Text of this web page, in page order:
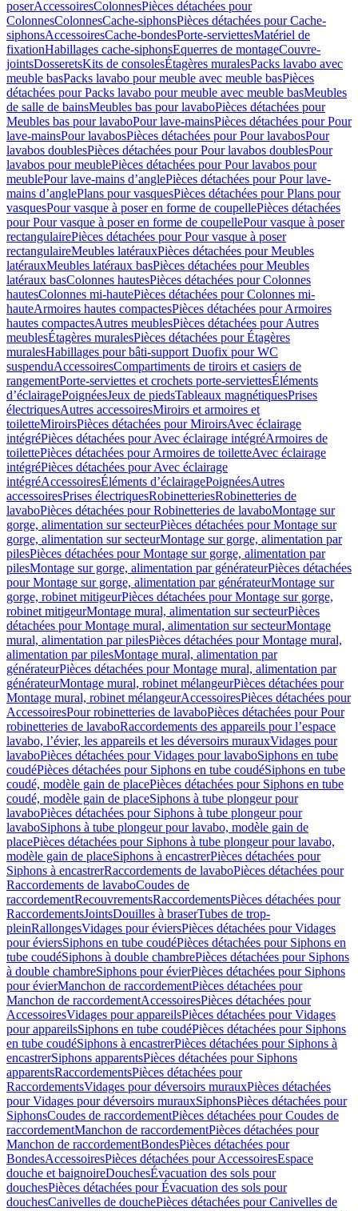
poserAccessoiresColonnesPièces détachées pour
ColonnesColonnesCache-siphonsPièces détachées pour Cache-
siphonsAccessoiresCache-bondesPorte-serviettesMatériel de
fixationHabillages cache-siphonsEquerres de montageCouvre-
jointsDosseretsKits de consolesÉtagères muralesPacks lavabo avec
meuble basPacks lavabo pour meuble avec meuble basPièces
détachées pour Packs lavabo pour meuble avec meuble basMeubles
de salle de bainsMeubles bas pour lavaboPièces détachées pour
Meubles bas pour lavaboPour lave-mainsPièces détachées pour Pour
lave-mainsPour lavabosPièces détachées pour Pour lavabosPour
lavabos doublesPièces détachées pour Pour lavabos doublesPour
lavabos pour meublePièces détachées pour Pour lavabos pour
meublePour lave-mains d’anglePièces détachées pour Pour lave-
mains d’anglePlans pour vasquesPièces détachées pour Plans pour
vasquesPour vasque à poser en forme de coupellePièces détachées
pour Pour vasque à poser en forme de coupellePour vasque à poser
rectangulairePièces détachées pour Pour vasque à poser
rectangulaireMeubles latérauxPièces détachées pour Meubles
latérauxMeubles latéraux basPièces détachées pour Meubles
latéraux basColonnes hautesPièces détachées pour Colonnes
hautesColonnes mi-hautePièces détachées pour Colonnes mi-
hauteArmoires hautes compactesPièces détachées pour Armoires
hautes compactesAutres meublesPièces détachées pour Autres
meublesÉtagères muralesPièces détachées pour Étagères
muralesHabillages pour bâti-support Duofix pour WC
suspenduAccessoiresCompartiments de tiroirs et casiers de
rangementPorte-serviettes et crochets porte-serviettesÉléments
d’éclairagePoignéesJeux de piedsTableaux magnétiquesPrises
électriquesAutres accessoiresMiroirs et armoires et
toiletteMiroirsPièces détachées pour MiroirsAvec éclairage
intégréPièces détachées pour Avec éclairage intégréArmoires de
toilettePièces détachées pour Armoires de toiletteAvec éclairage
intégréPièces détachées pour Avec éclairage
intégréAccessoiresÉléments d’éclairagePoignéesAutres
accessoiresPrises électriquesRobinetteriesRobinetteries de
lavaboPièces détachées pour Robinetteries de lavaboMontage sur
gorge, alimentation sur secteurPièces détachées pour Montage sur
gorge, alimentation sur secteurMontage sur gorge, alimentation par
pilesPièces détachées pour Montage sur gorge, alimentation par
pilesMontage sur gorge, alimentation par générateurPièces détachées
pour Montage sur gorge, alimentation par générateurMontage sur
gorge, robinet mitigeurPièces détachées pour Montage sur gorge,
robinet mitigeurMontage mural, alimentation sur secteurPièces
détachées pour Montage mural, alimentation sur secteurMontage
mural, alimentation par pilesPièces détachées pour Montage mural,
alimentation par pilesMontage mural, alimentation par
générateurPièces détachées pour Montage mural, alimentation par
générateurMontage mural, robinet mélangeurPièces détachées pour
Montage mural, robinet mélangeurAccessoiresPièces détachées pour
AccessoiresPour robinetteries de lavaboPièces détachées pour Pour
robinetteries de lavaboRaccordements des appareils pour l’espace
lavabo, l’évier, les appareils et les déversoirs murauxVidages pour
lavaboPièces détachées pour Vidages pour lavaboSiphons en tube
coudéPièces détachées pour Siphons en tube coudéSiphons en tube
coudé, modèle gain de placePièces détachées pour Siphons en tube
coudé, modèle gain de placeSiphons à tube plongeur pour
lavaboPièces détachées pour Siphons à tube plongeur pour
lavaboSiphons à tube plongeur pour lavabo, modèle gain de
placePièces détachées pour Siphons à tube plongeur pour lavabo,
modèle gain de placeSiphons à encastrerPièces détachées pour
Siphons à encastrerRaccordements de lavaboPièces détachées pour
Raccordements de lavaboCoudes de
raccordementRecouvrementsRaccordementsPièces détachées pour
RaccordementsJointsDouilles à braserTubes de trop-
pleinRallongesVidages pour éviersPièces détachées pour Vidages
pour éviersSiphons en tube coudéPièces détachées pour Siphons en
tube coudéSiphons à double chambrePièces détachées pour Siphons
à double chambreSiphons pour évierPièces détachées pour Siphons
pour évierManchon de raccordementPièces détachées pour
Manchon de raccordementAccessoiresPièces détachées pour
AccessoiresVidages pour appareilsPièces détachées pour Vidages
pour appareilsSiphons en tube coudéPièces détachées pour Siphons
en tube coudéSiphons à encastrerPièces détachées pour Siphons à
encastrerSiphons apparentsPièces détachées pour Siphons
apparentsRaccordementsPièces détachées pour
RaccordementsVidages pour déversoirs murauxPièces détachées
pour Vidages pour déversoirs murauxSiphonsPièces détachées pour
SiphonsCoudes de raccordementPièces détachées pour Coudes de
raccordementManchon de raccordementPièces détachées pour
Manchon de raccordementBondesPièces détachées pour
BondesAccessoiresPièces détachées pour AccessoiresEspace
douche et baignoireDouchesÉvacuation des sols pour
douchesPièces détachées pour Évacuation des sols pour
douchesCanivelles de douchePièces détachées pour Canivelles de